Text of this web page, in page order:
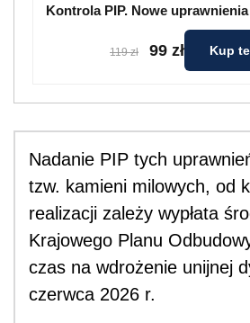
Kontrola PIP. Nowe uprawnienia
119 zł 99 zł Kup
Nadanie PIP tych
tzw. kamieni milowych, od
realizacji zależy wypłata
Krajowego Planu
czas na wdrożenie unijnej
czerwca 2026 r.